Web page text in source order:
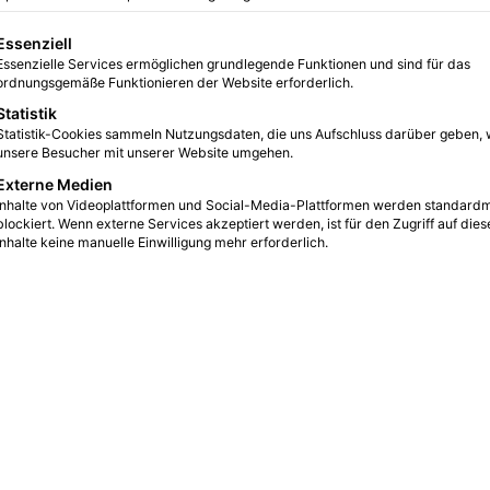
0 12 3 Minuten gelesen
eine Liste der Service-Gruppen, für die eine Einwilligung erteilt
Services ermöglichen grundlegende Funktionen und sind für das
Funktionieren der Website erforderlich.
Cookies sammeln Nutzungsdaten, die uns Aufschluss darüber geben,
Besucher mit unserer Website umgehen.
Medien
von Videoplattformen und Social-Media-Plattformen werden
Wenn externe Services akzeptiert werden, ist für den Zugriff auf
keine manuelle Einwilligung mehr erforderlich.